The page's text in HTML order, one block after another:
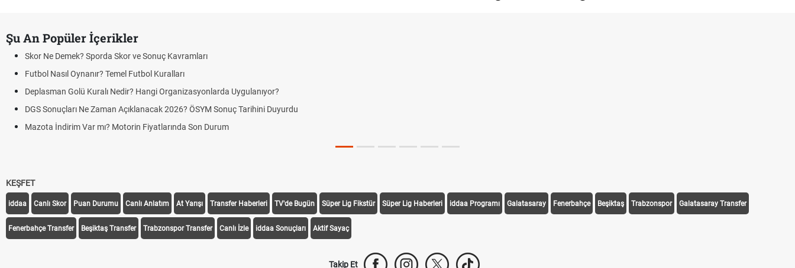
Şu An Popüler İçerikler
Skor Ne Demek? Sporda Skor ve Sonuç Kavramları
Futbol Nasıl Oynanır? Temel Futbol Kuralları
Deplasman Golü Kuralı Nedir? Hangi Organizasyonlarda Uygulanıyor?
DGS Sonuçları Ne Zaman Açıklanacak 2026? ÖSYM Sonuç Tarihini Duyurdu
Mazota İndirim Var mı? Motorin Fiyatlarında Son Durum
KEŞFET
iddaa Canlı Skor Puan Durumu Canlı Anlatım At Yarışı Transfer Haberleri TV'de Bugün Süper Lig Fikstür Süper Lig Haberleri iddaa Programı Galatasaray Fenerbahçe Beşiktaş Trabzonspor Galatasaray Transfer
Fenerbahçe Transfer Beşiktaş Transfer Trabzonspor Transfer Canlı İzle iddaa Sonuçları Aktif Sayaç
Takip Et